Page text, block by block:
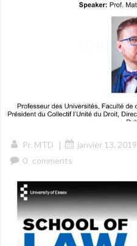
Pr. MTD | janvier 13, 2019
0 comments